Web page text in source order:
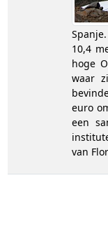
10,4
hoge
waar
euro
een
van